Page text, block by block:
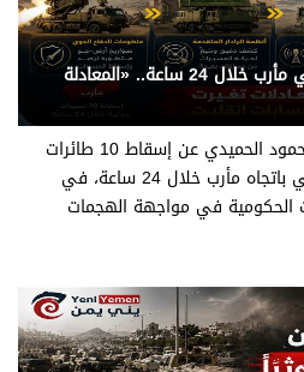
إسقاط 10 مسيّرات حوثية في مأرب خلال 24 ساعة.. «المعادلة
كشف مراسل قناة «الحدث» محمود الحميدي عن إسقاط 10 طائرات
مسيّرة أطلقتها ميليشيا الحوثي باتجاه مأرب خلال 24 ساعة، في
في مواجهة الهجمات